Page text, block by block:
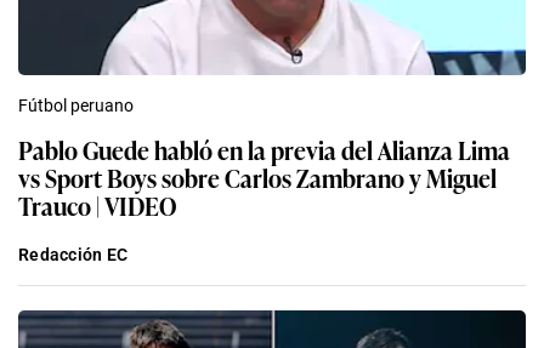
Fútbol peruano
Pablo Guede habló en la previa del Alianza Lima
vs Sport Boys sobre Carlos Zambrano y Miguel
Trauco | VIDEO
Redacción EC